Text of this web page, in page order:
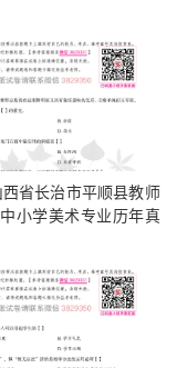
省长治市平顺县教师
小学美术专业历年真